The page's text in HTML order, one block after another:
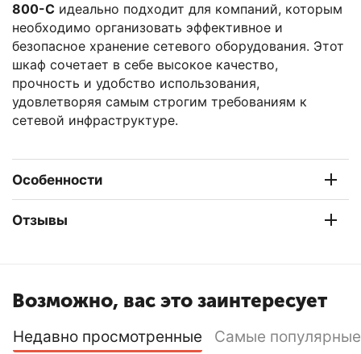
800-С идеально подходит для компаний, которым
необходимо организовать эффективное и
безопасное хранение сетевого оборудования. Этот
шкаф сочетает в себе высокое качество,
прочность и удобство использования,
удовлетворяя самым строгим требованиям к
сетевой инфраструктуре.
Особенности
Отзывы
Возможно, вас это заинтересует
Недавно просмотренные Самые популярные